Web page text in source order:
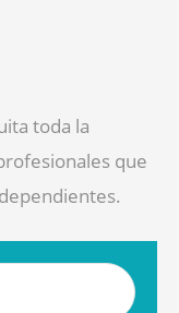
toda la
que